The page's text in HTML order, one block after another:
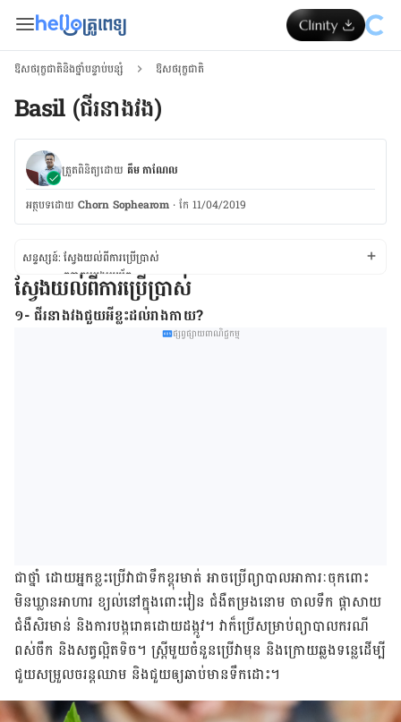
ឱសថរុក្ខជាតិនិងថ្នាំបន្ទាប់បន្សំ ឱសថរុក្ខជាតិ
Basil (ជីរ​នាង​វង)
ត្រួតពិនិត្យដោយ គឹម កាណែល
អត្ថបទ​ដោយ Chorn Sophearom ·កែ 11/04/2019
សន្ទស្សន៍:ស្វែងយល់ពីការប្រើប្រាស់
កត្តាគួរប្រុងប្រយ័ត្ន
ស្វែងយល់ពីផលរំខាន
ស្វែងយល់ពីអន្តរកម្មថ្នាំ
ស្វែងយល់ពីកម្រិតថ្នាំ
ស្វែងយល់ពីការប្រើប្រាស់
១- ជីរនាងវងជួយអីខ្លះដល់រាងកាយ?
ផ្សព្វផ្សាយពាណិជ្ជកម្ម
ជា​ថ្នាំ ដោយ​អ្នក​ខ្លះ​ប្រើ​វា​ជា​ទឹក​ខ្ពុរ​មាត់​ អាចប្រើព្យាបាល​អាការៈ​ចុក​ពោះ
មិន​ឃ្លាន​អាហារ ខ្យល់​នៅ​ក្នុង​ពោះ​វៀន ជំងឺ​តម្រង​នោម ចាល​ទឹក ផ្ដាសាយ
ជំងឺ​សិរមាន់ និង​ការ​បង្ក​រោគ​ដោយ​ដង្កូវ។ វា​ក៏​ប្រើ​សម្រាប់​ព្យាបាល​ករណី​
ពស់​ចឹក ​និង​សត្វ​ល្អិត​ទិច។ ស្ត្រី​មួយ​ចំនួន​ប្រើ​វា​​មុន និង​ក្រោយ​ឆ្លង​ទន្លេ​ដើម្បី​
ជួយ​សម្រួល​ចរន្ត​ឈាម​ និង​ជួយ​ឲ្យ​ឆាប់​មាន​ទឹក​ដោះ។